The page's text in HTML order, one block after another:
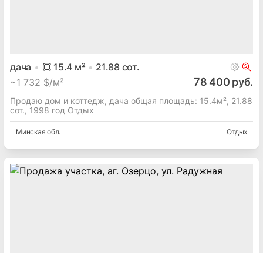
дача 15.4 м² 21.88 сот.
~1 732 $/м² 78 400 руб.
Продаю дом и коттедж, дача общая площадь: 15.4м², 21.88
сот., 1998 год Отдых
Минская обл. Отдых